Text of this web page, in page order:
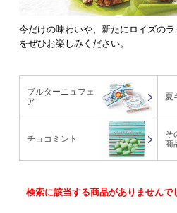
今だけの味わいや、新たにロイズの
をぜひお楽しみください。
ブルターニュフェ
ア
夏
チョコミント
そ
商
検索に該当する商品がありませんで